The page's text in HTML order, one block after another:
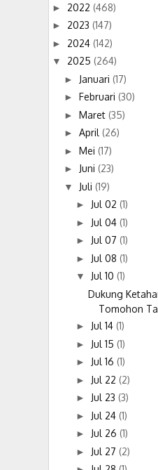
► 2022 (468)
► 2023 (147)
► 2024 (142)
▼ 2025 (264)
► Januari (17)
► Februari (30)
► Maret (35)
► April (26)
► Mei (17)
► Juni (23)
▼ Juli (19)
► Jul 02 (1)
► Jul 04 (1)
► Jul 07 (1)
► Jul 08 (1)
▼ Jul 10 (1)
Dukung
Tomohon
► Jul 14 (1)
► Jul 15 (1)
► Jul 16 (1)
► Jul 22 (2)
► Jul 23 (3)
► Jul 24 (1)
► Jul 26 (1)
► Jul 27 (2)